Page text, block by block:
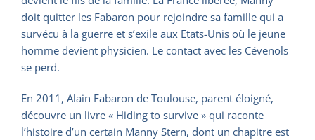
doit quitter les Fabaron pour rejoindre sa famille qui a
survécu à la guerre et s’exile aux Etats-Unis où le jeune
homme devient physicien. Le contact avec les Cévenols
se perd.
En 2011, Alain Fabaron de Toulouse, parent éloigné,
découvre un livre « Hiding to survive » qui raconte
l’histoire d’un certain Manny Stern, dont un chapitre est